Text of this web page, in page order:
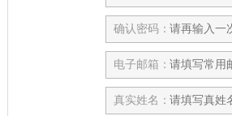
确认密码：
电子邮箱：
真实姓名：